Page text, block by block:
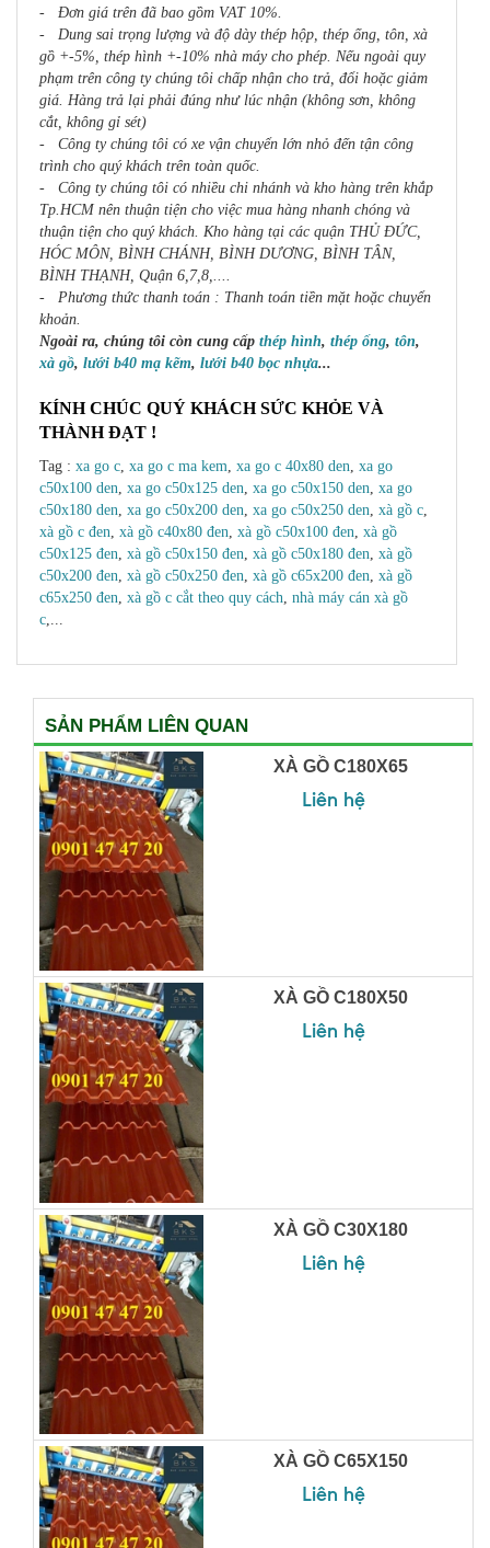
- Đơn giá trên đã bao gồm VAT 10%.
- Dung sai trọng lượng và độ dày thép hộp, thép ống, tôn, xà
gồ +-5%, thép hình +-10% nhà máy cho phép. Nếu ngoài quy
phạm trên công ty chúng tôi chấp nhận cho trả, đổi hoặc giảm
giá. Hàng trả lại phải đúng như lúc nhận (không sơn, không
cắt, không gỉ sét)
- Công ty chúng tôi có xe vận chuyển lớn nhỏ đến tận công
trình cho quý khách trên toàn quốc.
- Công ty chúng tôi có nhiều chi nhánh và kho hàng trên khắp
Tp.HCM nên thuận tiện cho việc mua hàng nhanh chóng và
thuận tiện cho quý khách. Kho hàng tại các quận THỦ ĐỨC,
HÓC MÔN, BÌNH CHÁNH, BÌNH DƯƠNG, BÌNH TÂN,
BÌNH THẠNH, Quận 6,7,8,....
- Phương thức thanh toán : Thanh toán tiền mặt hoặc chuyển
khoản.
Ngoài ra, chúng tôi còn cung cấp thép hình, thép ống, tôn,
xà gồ, lưới b40 mạ kẽm, lưới b40 bọc nhựa...
KÍNH CHÚC QUÝ KHÁCH SỨC KHỎE VÀ
THÀNH ĐẠT !
Tag : xa go c xa go c ma kem xa go c 40x80 den xa go
c50x100 den xa go c50x125 den xa go c50x150 den xa go
c50x180 den xa go c50x200 den xa go c50x250 den xà gồ c
xà gồ c đen xà gồ c40x80 đen xà gồ c50x100 đen xà gồ
c50x125 đen xà gồ c50x150 đen xà gồ c50x180 đen xà gồ
c50x200 đen xà gồ c50x250 đen xà gồ c65x200 đen xà gồ
c65x250 đen xà gồ c cắt theo quy cách nhà máy cán xà gồ
c
SẢN PHẨM LIÊN QUAN
XÀ GỒ C180X65
Liên hệ
XÀ GỒ C180X50
Liên hệ
XÀ GỒ C30X180
Liên hệ
XÀ GỒ C65X150
Liên hệ